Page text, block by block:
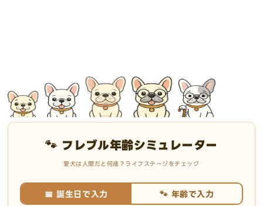
🐾 フレブル年齢シミュレーター
愛犬は人間だと何歳？ライフステージをチェック
📅 誕生日で入力 🐾 年齢で入力